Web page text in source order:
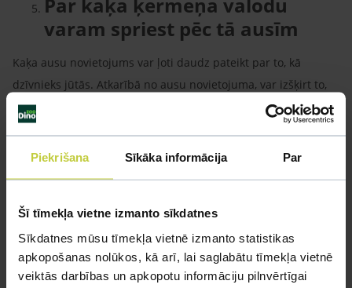
Piekrišana Sīkāka informācija Par
Šī tīmekļa vietne izmanto sīkdatnes
Sīkdatnes mūsu tīmekļa vietnē izmanto statistikas
apkopošanas nolūkos, kā arī, lai saglabātu tīmekļa vietnē
veiktās darbības un apkopotu informāciju pilnvērtīgai
varam spriest pēc tā ausīm
Kaķa ausu novietojums var ļoti daudz pateikt par to, kā
dzīvnieks jūtās. Atkarībā no ausu novietojuma, var izšķirt to,
kad dzīvnieks ir atslābinājies, satraukts, modrs, gatavs
aizstāvēties un uzbrukt. Turklāt kaķu dzirde ir ļoti labi
attīstīta, tāpēc kaķi mīl klusumu. Ja vēlies, lai kaķis jūtas labi,